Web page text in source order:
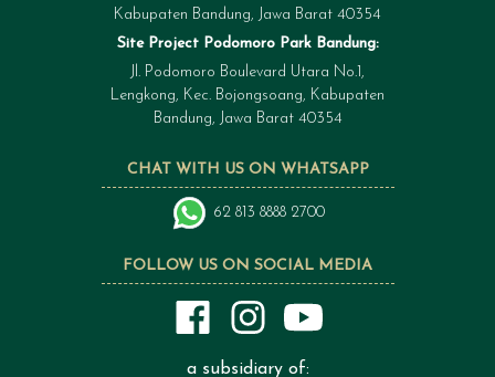
FOLLOW US ON SOCIAL MEDIA
a subsidiary of:
CHAT WITH US ON WHATSAPP
62 813 8888 2700
Kabupaten Bandung, Jawa Barat 40354
Site Project Podomoro Park Bandung:
Jl. Podomoro Boulevard Utara No.1,
Lengkong, Kec. Bojongsoang, Kabupaten
Bandung, Jawa Barat 40354